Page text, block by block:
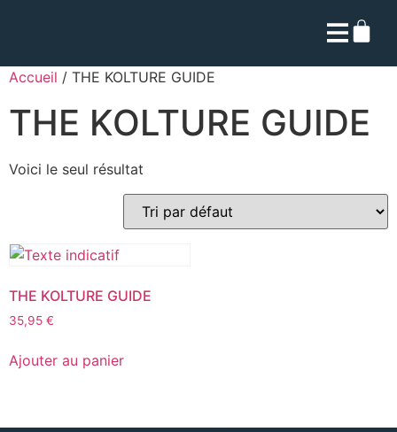
Accueil / THE KOLTURE GUIDE
THE KOLTURE GUIDE
Voici le seul résultat
THE KOLTURE GUIDE
35,95 €
Ajouter au panier